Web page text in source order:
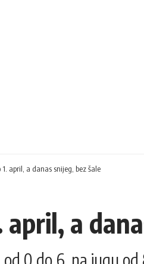
1. april, a danas snijeg, bez šale
april, a
0 do 6, na jugu od